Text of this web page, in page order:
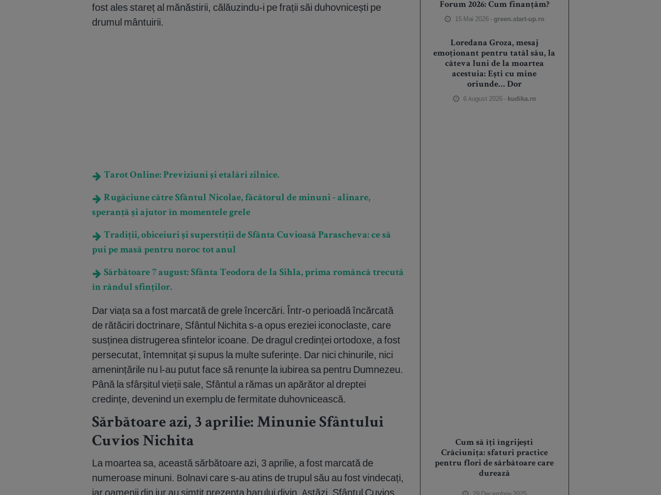
fost ales stareț al mănăstirii, călăuzindu-i pe frații săi duhovnicești pe
drumul mântuirii.
Tarot Online: Previziuni și etalări zilnice.
Rugăciune către Sfântul Nicolae, făcătorul de minuni - alinare,
speranță și ajutor în momentele grele
Tradiții, obiceiuri și superstiții de Sfânta Cuvioasă Parascheva: ce să
pui pe masă pentru noroc tot anul
Sărbătoare 7 august: Sfânta Teodora de la Sihla, prima româncă trecută
în rândul sfinților.
Dar viața sa a fost marcată de grele încercări. Într-o perioadă încărcată
de rătăciri doctrinare, Sfântul Nichita s-a opus ereziei iconoclaste, care
susținea distrugerea sfintelor icoane. De dragul credinței ortodoxe, a fost
persecutat, întemnițat și supus la multe suferințe. Dar nici chinurile, nici
amenințările nu l-au putut face să renunțe la iubirea sa pentru Dumnezeu.
Până la sfârșitul vieții sale, Sfântul a rămas un apărător al dreptei
credințe, devenind un exemplu de fermitate duhovnicească.
Sărbătoare azi, 3 aprilie: Minunie Sfântului
Cuvios Nichita
La moartea sa, această sărbătoare azi, 3 aprilie, a fost marcată de
numeroase minuni. Bolnavi care s-au atins de trupul său au fost vindecați,
iar oamenii din jur au simțit prezența harului divin. Astăzi, Sfântul Cuvios
Forum 2026: Cum finanțăm?
15 Mai 2026 - green.start-up.ro
Loredana Groza, mesaj
emoționant pentru tatăl său, la
câteva luni de la moartea
acestuia: Ești cu mine
oriunde… Dor
6 August 2026 - kudika.ro
Cum să îți îngrijești
Crăciunița: sfaturi practice
pentru flori de sărbătoare care
durează